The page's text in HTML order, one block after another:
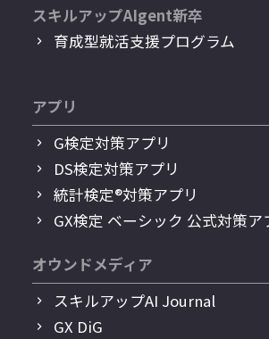
スキルアップAIgent新卒
育成型就活支援プログラム
アプリ
G検定対策アプリ
DS検定対策アプリ
統計検定®︎対策アプリ
GX検定 ベーシック 公式対策ア
オウンドメディア
スキルアップAI Journal
GX DiG